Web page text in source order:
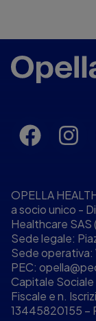
OPELLA
a socio unico -
Healthcare SAS
Sede legale:
Sede operativa:
PEC:
Capitale
Fiscale e n.
13445820155 –